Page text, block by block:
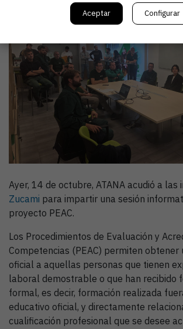
Ayer, 14 de octubre, ATANA acudió a las
Zucami para impartir una sesión
proyecto PEAC.
Los Procedimientos de Evaluación y
Competencias (PEAC) permiten obtener
oficial a aquellas personas que tienen
laboral demostrable o que han recibido
formal, es decir, formación realizada
educativo oficial, y directamente
cualificación profesional que se desee
Aceptar Configurar